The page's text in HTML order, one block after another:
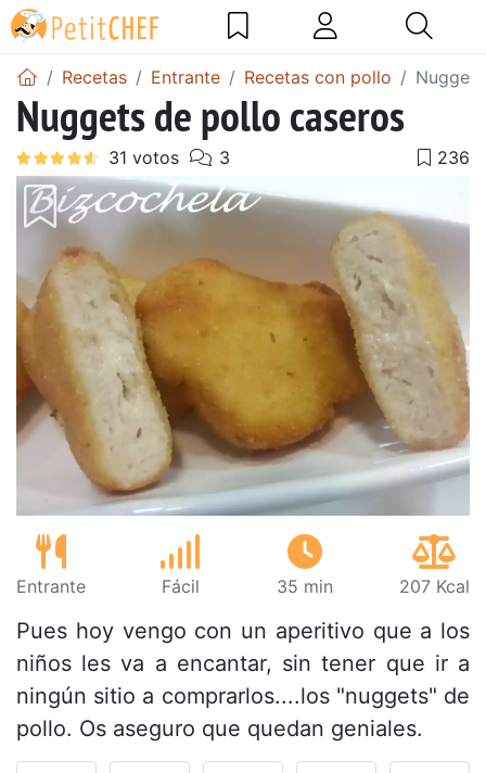
Recetas Entrante Recetas con pollo
Nuggets de pollo caseros
Entrante Fácil 35 min 207 Kcal
Pues hoy vengo con un aperitivo que a los
niños les va a encantar, sin tener que ir a
ningún sitio a comprarlos....los "nuggets" de
pollo. Os aseguro que quedan geniales.